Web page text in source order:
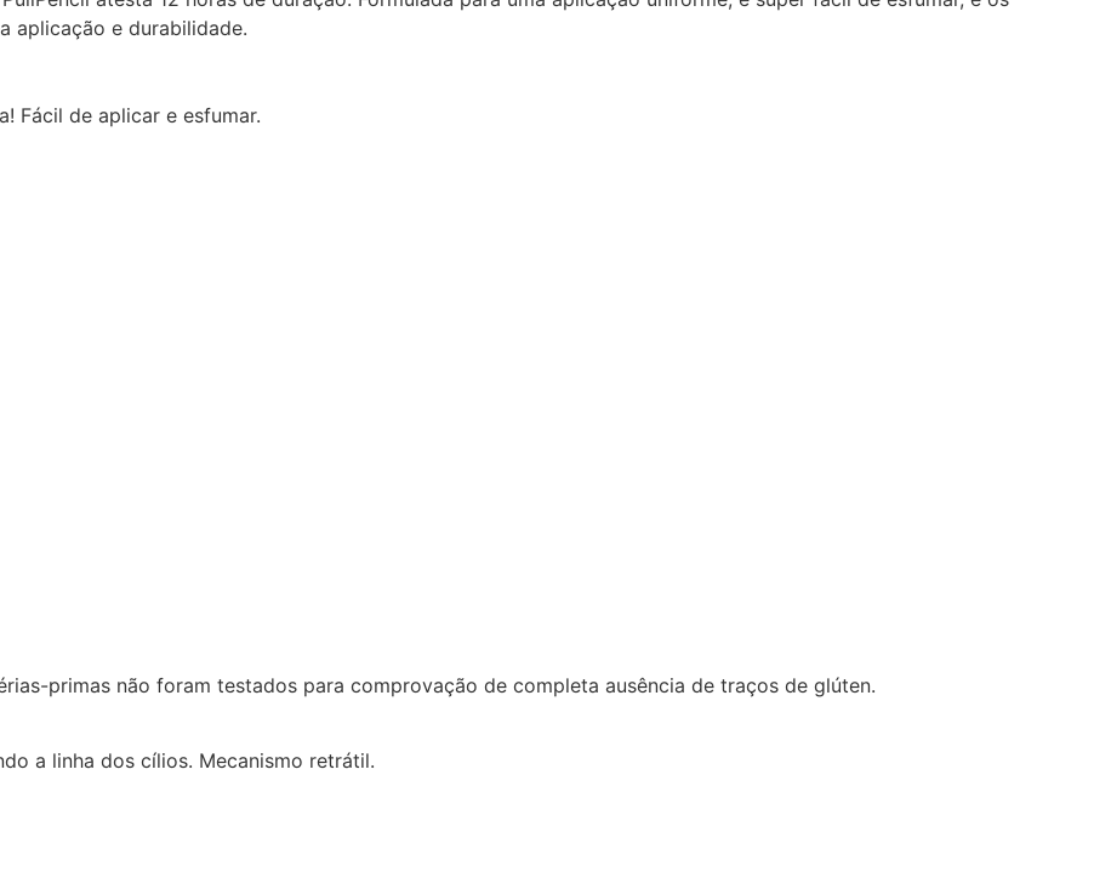
aplicação e durabilidade.
Fácil de aplicar e esfumar.
primas não foram testados para comprovação de completa ausência de traços de glúten.
a linha dos cílios. Mecanismo retrátil.